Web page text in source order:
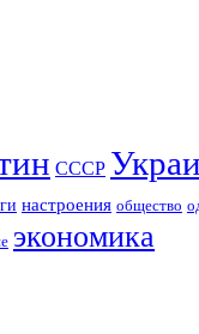
СССР
настроения общество
экономика